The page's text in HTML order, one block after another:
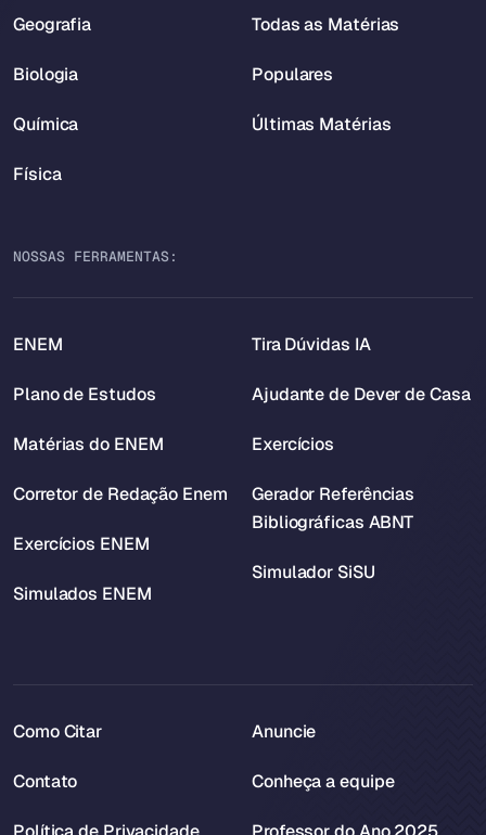
Geografia
Biologia
Química
Física
Todas as Matérias
Populares
Últimas Matérias
NOSSAS FERRAMENTAS:
ENEM
Plano de Estudos
Matérias do ENEM
Corretor de Redação Enem
Exercícios ENEM
Simulados ENEM
Tira Dúvidas IA
Ajudante de Dever de Casa
Exercícios
Gerador Referências
Bibliográficas ABNT
Simulador SiSU
Como Citar
Contato
Anuncie
Conheça a equipe